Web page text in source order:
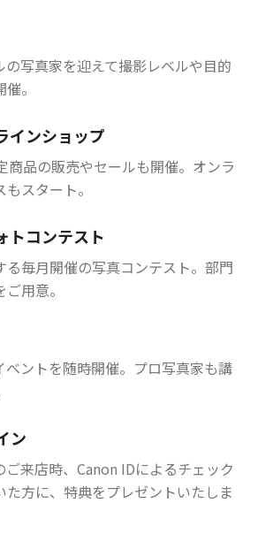
の写真家を迎えて撮影レベルや目的
。
インショップ
商品の販売やセールも開催。オンラ
スタート。
トコンテスト
る毎月開催の写真コンテスト。部門
用意。
ベントを随時開催。プロ写真家も講
ン
ご来店時、Canon IDによるチェック
た方に、特典をプレゼントいたしま